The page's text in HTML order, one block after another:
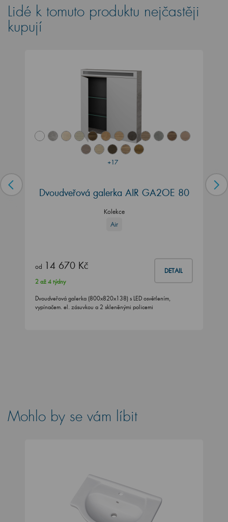
Lidé k tomuto produktu nejčastěji
kupují
+17
Dvoudveřová galerka AIR GA2OE 80
Kolekce
Air
od 14 670 Kč DETAIL
2 až 4 týdny
Dvoudveřová galerka (800x820x138) s LED osvětlením,
vypínačem. el. zásuvkou a 2 skleněnými policemi
Mohlo by se vám líbit